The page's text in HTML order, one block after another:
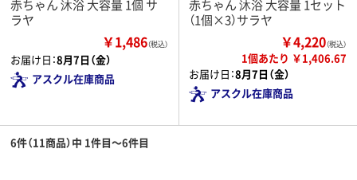
赤ちゃん 沐浴 大容量 1個 サ
ラヤ
￥1,486（税込）
お届け日：8月7日（金）
アスクル在庫商品
赤ちゃん 沐浴 大容量 1セット
（1個×3）サラヤ
￥4,220（税込）
1個あたり ￥1,406.67
お届け日：8月7日（金）
アスクル在庫商品
6件（11商品）中 1件目～6件目